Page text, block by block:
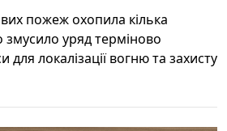
пожеж охопила кілька
змусило уряд терміново
для локалізації вогню та захисту